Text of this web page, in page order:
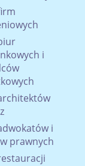
i
i
prawnych